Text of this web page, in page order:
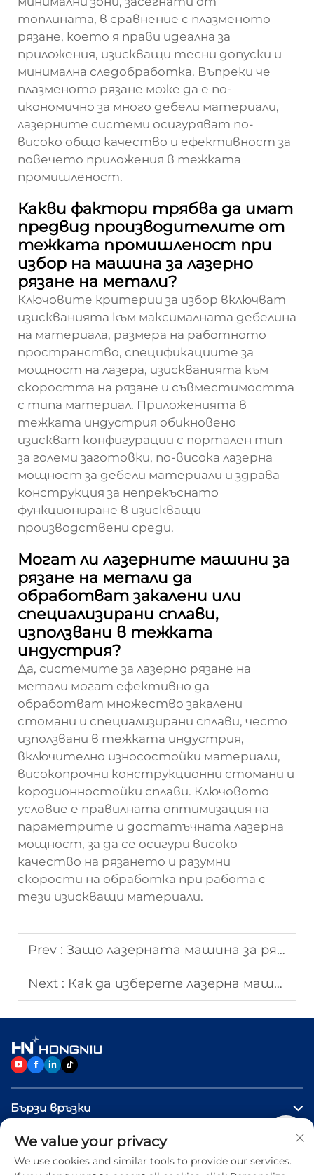
топлината, в сравнение с плазменото
рязане, което я прави идеална за
приложения, изискващи тесни допуски и
минимална следобработка. Въпреки че
плазменото рязане може да е по-
икономично за много дебели материали,
лазерните системи осигуряват по-
високо общо качество и ефективност за
повечето приложения в тежката
промишленост.
Какви фактори трябва да имат
предвид производителите от
тежката промишленост при
избор на машина за лазерно
рязане на метали?
Ключовите критерии за избор включват
изискванията към максималната дебелина
на материала, размера на работното
пространство, спецификациите за
мощност на лазера, изискванията към
скоростта на рязане и съвместимостта
с типа материал. Приложенията в
тежката индустрия обикновено
изискват конфигурации с портален тип
за големи заготовки, по-висока лазерна
мощност за дебели материали и здрава
конструкция за непрекъснато
функциониране в изискващи
производствени среди.
Могат ли лазерните машини за
рязане на метали да
обработват закалени или
специализирани сплави,
използвани в тежката
индустрия?
Да, системите за лазерно рязане на
метали могат ефективно да
обработват множество закалени
стомани и специализирани сплави, често
използвани в тежката индустрия,
включително износостойки материали,
високопрочни конструкционни стомани и
корозионностойки сплави. Ключовото
условие е правилната оптимизация на
параметрите и достатъчната лазерна
мощност, за да се осигури високо
качество на рязането и разумни
скорости на обработка при работа с
тези изискващи материали.
Prev : Защо лазерната машина за рязане на метали подобрява ефективността на рязането?
Next : Как да изберете лазерна машина за рязане на метали за метални листове?
Бързи връзки
ПРОДУКТИ
We value your privacy
We use cookies and similar tools to provide our services.